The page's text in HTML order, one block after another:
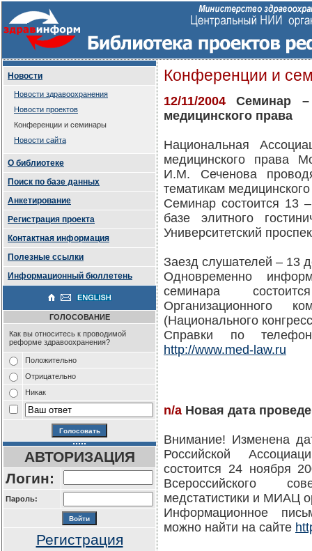
Новости
Новости здравоохранения
Новости проектов
Конференции и семинары
Новости сайта
О библиотеке
Поиск по базе данных
Анкетирование
Регистрация проекта
Контактная информация
Полезные ссылки
Информационный бюллетень
ГОЛОСОВАНИЕ
Как вы относитесь к проводимой
реформе здравоохранения?
Положительно
Отрицательно
Никак
АВТОРИЗАЦИЯ
Логин:
Пароль:
Регистрация
Конференции и
12/11/2004 Cеминар –
медицинского права
Национальная
медицинского права
И.М. Сеченова
тематикам
Семинар состоится 13
базе элитного
Университетский
Заезд слушателей – 13
Одновременно
семинара
Организационного
(Национального
Справки по
http://www.med-law.ru
n/a Новая дата
Внимание! Изменена
Российской
состоится 24 ноября
Всероссийского
медстатистики и МИАЦ
Информационное
можно найти на сайте